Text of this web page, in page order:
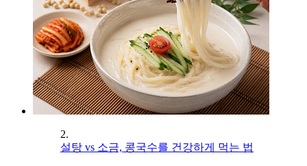
2.
설탕 vs 소금, 콩국수를 건강하게 먹는 법